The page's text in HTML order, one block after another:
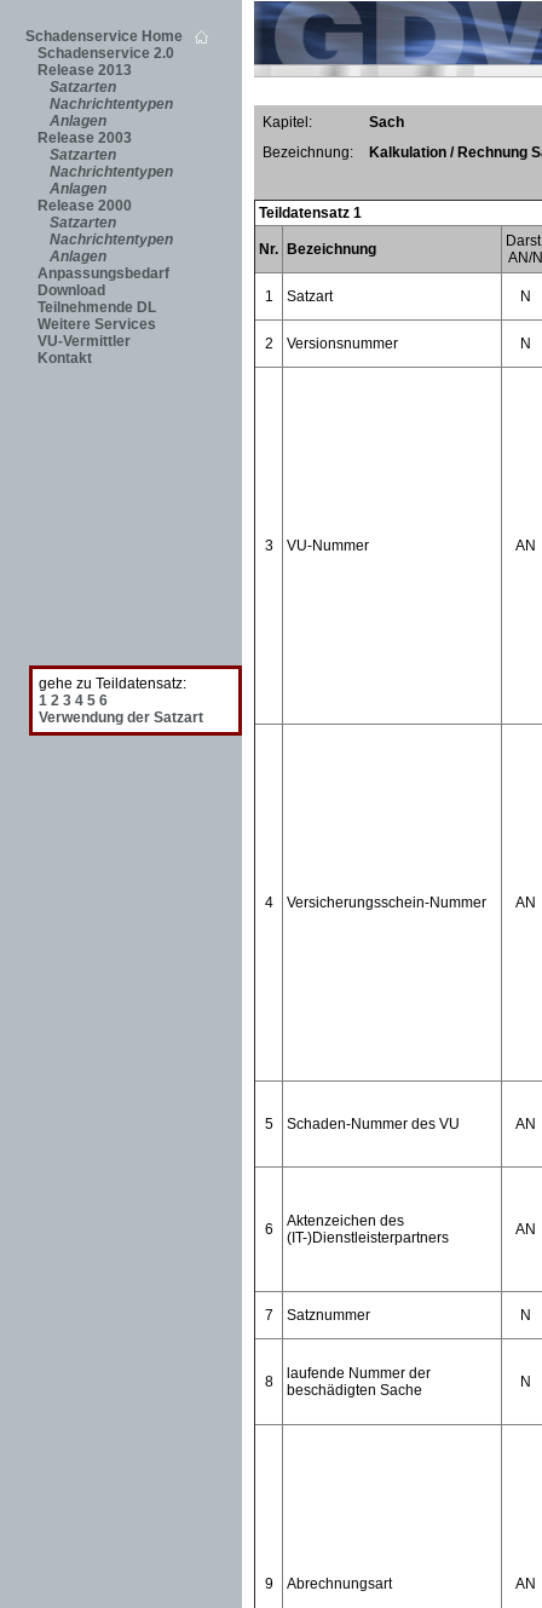
Schadenservice Home
Schadenservice 2.0
Release 2013
Satzarten
Nachrichtentypen
Anlagen
Release 2003
Satzarten
Nachrichtentypen
Anlagen
Release 2000
Satzarten
Nachrichtentypen
Anlagen
Anpassungsbedarf
Download
Teilnehmende DL
Weitere Services
VU-Vermittler
Kontakt
Kapitel:
Sach
Bezeichnung:
Kalkulation / Rechnung
Teildatensatz 1
gehe zu Teildatensatz:
1 2 3 4 5 6
Verwendung der Satzart
Nr. Bezeichnung
AN/N
1 Satzart N
2 Versionsnummer N
3 VU-Nummer AN
4 Versicherungsschein-Nummer AN
5 Schaden-Nummer des VU AN
6
Aktenzeichen des
(IT-)Dienstleisterpartners
AN
7 Satznummer N
8
laufende Nummer der
beschädigten Sache
N
9 Abrechnungsart AN